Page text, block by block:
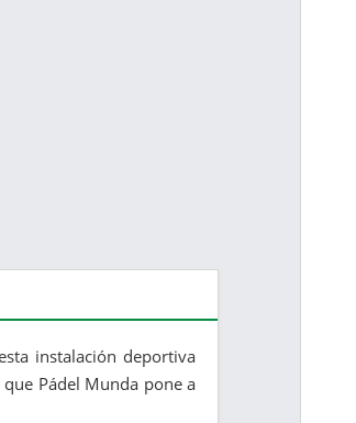
instalación deportiva
Pádel Munda pone a